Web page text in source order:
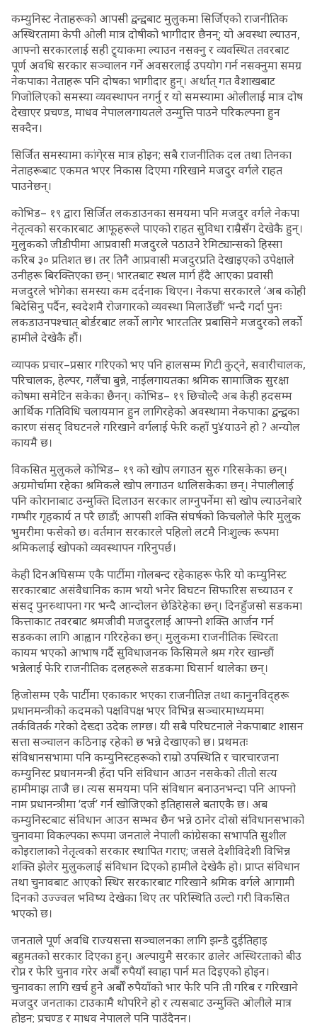
कम्युनिस्ट नेताहरूको आपसी द्वन्द्वबाट मुलुकमा सिर्जिएको राजनीतिक
अस्थिरतामा केपी ओली मात्र दोषीको भागीदार छैनन्; यो अवस्था ल्याउन,
आफ्नो सरकारलाई सही ट्र्याकमा ल्याउन नसक्नु र व्यवस्थित तवरबाट
पूर्ण अवधि सरकार सञ्चालन गर्ने अवसरलाई उपयोग गर्न नसक्नुमा समग्र
नेकपाका नेताहरू पनि दोषका भागीदार हुन्। अर्थात् गत वैशाखबाट
गिजोलिएको समस्या व्यवस्थापन नगर्नु र यो समस्यामा ओलीलाई मात्र दोष
देखाएर प्रचण्ड, माधव नेपाललगायतले उन्मुत्ति पाउने परिकल्पना हुन
सक्दैन।
सिर्जित समस्यामा कांगे्रस मात्र होइन; सबै राजनीतिक दल तथा तिनका
नेताहरूबाट एकमत भएर निकास दिएमा गरिखाने मजदुर वर्गले राहत
पाउनेछन्।
कोभिड– १९ द्वारा सिर्जित लकडाउनका समयमा पनि मजदुर वर्गले नेकपा
नेतृत्वको सरकारबाट आफूहरूले पाएको राहत सुविधा राम्रैसँग देखेकै हुन्।
मुलुकको जीडीपीमा आप्रवासी मजदुरले पठाउने रेमिट्यान्सको हिस्सा
करिब ३० प्रतिशत छ। तर तिनै आप्रवासी मजदुरप्रति देखाइएको उपेक्षाले
उनीहरू बिरक्तिएका छन्। भारतबाट स्थल मार्ग हँदै आएका प्रवासी
मजदुरले भोगेका समस्या कम दर्दनाक थिएन। नेकपा सरकारले ‘अब कोही
बिदेसिनु पर्दैन, स्वदेशमै रोजगारको व्यवस्था मिलाउँछौं’ भन्दै गर्दा पुनः
लकडाउनपश्चात् बोर्डरबाट लर्को लागेर भारततिर प्रबासिने मजदुरको लर्को
हामीले देखेकै हौं।
व्यापक प्रचार–प्रसार गरिएको भए पनि हालसम्म गिटी कुट्ने, सवारीचालक,
परिचालक, हेल्पर, गलैंचा बुन्ने, नाईलगायतका श्रमिक सामाजिक सुरक्षा
कोषमा समेटिन सकेका छैनन्। कोभिड– १९ छिचोल्दै अब केही हदसम्म
आर्थिक गतिविधि चलायमान हुन लागिरहेको अवस्थामा नेकपाका द्वन्द्वका
कारण संसद् विघटनले गरिखाने वर्गलाई फेरि कहाँ पु¥याउने हो ? अन्योल
कायमै छ।
विकसित मुलुकले कोभिड– १९ को खोप लगाउन सुरु गरिसकेका छन्।
अग्रमोर्चामा रहेका श्रमिकले खोप लगाउन थालिसकेका छन्। नेपालीलाई
पनि कोरानाबाट उन्मुक्ति दिलाउन सरकार लाग्नुपर्नेमा सो खोप ल्याउनेबारे
गम्भीर गृहकार्य त परै छाडौं; आपसी शक्ति संघर्षको किचलोले फेरि मुलुक
भुमरीमा फसेको छ। वर्तमान सरकारले पहिलो लटमै निःशुल्क रूपमा
श्रमिकलाई खोपको व्यवस्थापन गरिनुपर्छ।
केही दिनअघिसम्म एकै पार्टीमा गोलबन्द रहेकाहरू फेरि यो कम्युनिस्ट
सरकारबाट असंवैधानिक काम भयो भनेर विघटन सिफारिस सच्याउन र
संसद् पुनस्र्थापना गर भन्दै आन्दोलन छेडिरेहेका छन्। दिनहुँजसो सडकमा
कित्ताकाट तवरबाट श्रमजीवी मजदुरलाई आफ्नो शक्ति आर्जन गर्न
सडकका लागि आह्वान गरिरहेका छन्। मुलुकमा राजनीतिक स्थिरता
कायम भएको आभाष गर्दै सुविधाजनक किसिमले श्रम गरेर खान्छौं
भन्नेलाई फेरि राजनीतिक दलहरूले सडकमा घिसार्न थालेका छन्।
हिजोसम्म एकै पार्टीमा एकाकार भएका राजनीतिज्ञ तथा कानुनविद्हरू
प्रधानमन्त्रीको कदमको पक्षविपक्ष भएर विभिन्न सञ्चारमाध्यममा
तर्कवितर्क गरेको देख्दा उदेक लाग्छ। यी सबै परिघटनाले नेकपाबाट शासन
सत्ता सञ्चालन कठिनाइ रहेको छ भन्ने देखाएको छ। प्रथमतः
संविधानसभामा पनि कम्युनिस्टहरूको राम्रो उपस्थिति र चारचारजना
कम्युनिस्ट प्रधानमन्त्री हँदा पनि संविधान आउन नसकेको तीतो सत्य
हामीमाझ ताजै छ। त्यस समयमा पनि संविधान बनाउनभन्दा पनि आफ्नो
नाम प्रधानन्त्रीमा ‘दर्ज’ गर्न खोजिएको इतिहासले बताएकै छ। अब
कम्युनिस्टबाट संविधान आउन सम्भव छैन भन्ने ठानेर दोस्रो संविधानसभाको
चुनावमा विकल्पका रूपमा जनताले नेपाली कांग्रेसका सभापति सुशील
कोइरालाको नेतृत्वको सरकार स्थापित गराए; जसले देशीविदेशी विभिन्न
शक्ति झेलेर मुलुकलाई संविधान दिएको हामीले देखेकै हो। प्राप्त संविधान
तथा चुनावबाट आएको स्थिर सरकारबाट गरिखाने श्रमिक वर्गले आगामी
दिनको उज्ज्वल भविष्य देखेका थिए तर परिस्थिति उल्टो गरी विकसित
भएको छ।
जनताले पूर्ण अवधि राज्यसत्ता सञ्चालनका लागि झन्डै दुईतिहाइ
बहुमतको सरकार दिएका हुन्। अल्पायुमै सरकार ढालेर अस्थिरताको बीउ
रोप्न र फेरि चुनाव गरेर अर्बौं रुपैयाँ स्वाहा पार्न मत दिइएको होइन।
चुनावका लागि खर्च हुने अर्बौँ रुपैयाँको भार फेरि पनि ती गरिब र गरिखाने
मजदुर जनताका टाउकामै थोपरिने हो र त्यसबाट उन्मुक्ति ओलीले मात्र
होइन; प्रचण्ड र माधव नेपालले पनि पाउँदैनन्।